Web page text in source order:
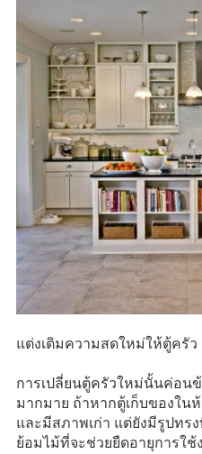
แต่งเติมความสดใหม่ให้ตู้ครัว
การเปลี่ยนตู้ครัวใหม่นั้นค่อน
มากมาย ถ้าหากตู้เก็บของใ
และมีสภาพเก่า แต่ยังมีรูปทร
ย้อมไม้ที่จะช่วยยืดอายุการใ